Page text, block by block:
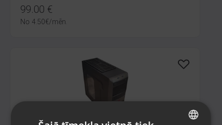
99.00 €
No 4.50€/mēn.